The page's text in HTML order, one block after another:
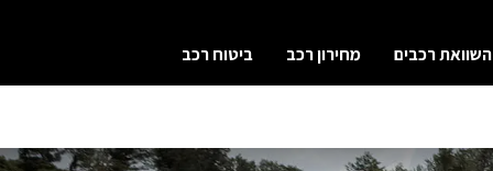
השוואת רכבים מחירון רכב ביטוח רכב